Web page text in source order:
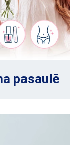
pasaulē